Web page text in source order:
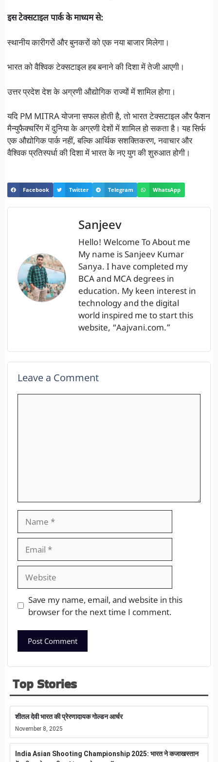
इस टेक्सटाइल पार्क के माध्यम से:
स्थानीय कारीगरों और बुनकरों को एक नया बाजार मिलेगा।
भारत को वैश्विक टेक्सटाइल हब बनाने की दिशा में तेजी आएगी।
उत्तर प्रदेश देश के अग्रणी औद्योगिक राज्यों में शामिल होगा।
यदि PM MITRA योजना सफल होती है, तो भारत टेक्सटाइल और फैशन
मैन्युफैक्चरिंग में दुनिया के अग्रणी देशों में शामिल हो सकता है। यह सिर्फ
एक औद्योगिक पार्क नहीं, बल्कि आर्थिक सशक्तिकरण, नवाचार और
वैश्विक प्रतिस्पर्धा की दिशा में भारत के नए युग की शुरुआत होगी।
Facebook Twitter Telegram WhatsApp
Sanjeev
Hello! Welcome To About me
My name is Sanjeev Kumar
Sanya. I have completed my
BCA and MCA degrees in
education. My keen interest in
technology and the digital
world inspired me to start this
website, “Aajvani.com.”
Leave a Comment
Save my name, email, and website in this
browser for the next time I comment.
Top Stories
शीतल देवी भारत की प्रेरणादायक गोल्डन आर्चर
November 8, 2025
India Asian Shooting Championship 2025: भारत ने कजाखस्तान